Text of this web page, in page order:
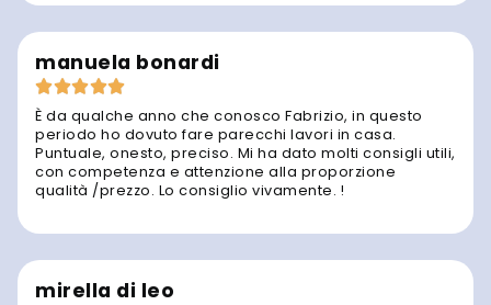
manuela bonardi
È da qualche anno che conosco Fabrizio, in questo
periodo ho dovuto fare parecchi lavori in casa.
Puntuale, onesto, preciso. Mi ha dato molti consigli utili,
con competenza e attenzione alla proporzione
qualità /prezzo. Lo consiglio vivamente. !
mirella di leo